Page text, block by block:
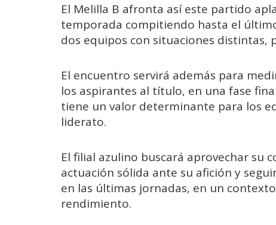
El Melilla B afronta así este partido
temporada compitiendo hasta el
dos equipos con situaciones distintas,
El encuentro servirá además para
los aspirantes al título, en una fase
tiene un valor determinante para los
liderato.
El filial azulino buscará aprovechar su
actuación sólida ante su afición y
en las últimas jornadas, en un
rendimiento.